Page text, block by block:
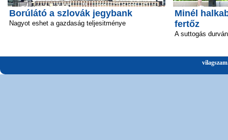
Borúlátó a szlovák jegybank
Nagyot eshet a gazdaság teljesitménye
Minél
fertőz
A suttogás